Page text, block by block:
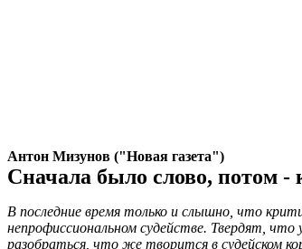
Антон Мизунов ("Новая газета")
Сначала было слово, потом -
В последние время только и слышно, что
непрофиссиональном судействе. Твердят,
разобраться, что же творится в судейском